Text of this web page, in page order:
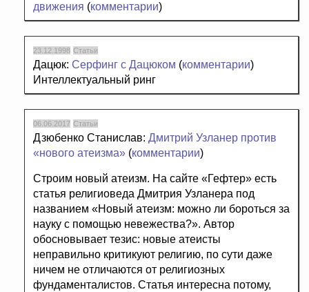
движения (комментарии)
23.12.1998 Статьи
Дацюк: Серфинг с Дацюком (комментарии)
Интеллектуальный ринг
06.06.2017 Статьи
Дзюбенко Станислав: Дмитрий Узланер против
«нового атеизма» (комментарии)
Строим новый атеизм. На сайте «Гефтер» есть
статья религиоведа Дмитрия Узланера под
названием «Новый атеизм: можно ли бороться за
науку с помощью невежества?». Автор
обосновывает тезис: новые атеисты
неправильно критикуют религию, по сути даже
ничем не отличаются от религиозных
фундаменталистов. Статья интересна потому,